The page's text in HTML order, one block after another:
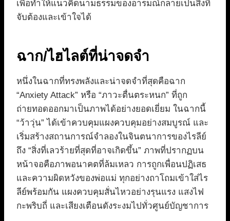
เพื่อทำให้แนวคิดนามธรรมของอารมณ์กลายเป็นสิ่งที่
จับต้องและเข้าใจได้
ฉาก/ไฮไลต์ที่น่าจดจำ
หนึ่งในฉากที่ทรงพลังและน่าจดจำที่สุดคือฉาก
“Anxiety Attack” หรือ “ภาวะตื่นตระหนก” ที่ถูก
ถ่ายทอดออกมาเป็นภาพได้อย่างยอดเยี่ยม ในฉากนี้
“ว้าวุ่น” ได้เข้าควบคุมแผงควบคุมอย่างสมบูรณ์ และ
เริ่มสร้างสถานการณ์จำลองในจินตนาการของไรลีย์
ถึง “สิ่งที่เลวร้ายที่สุดที่อาจเกิดขึ้น” ภาพที่ปรากฏบน
หน้าจอคือภาพอนาคตที่ล้มเหลว การถูกเพื่อนปฏิเสธ
และความผิดหวังของพ่อแม่ ทุกอย่างถาโถมเข้าใส่ไร
ลีย์พร้อมกัน แผงควบคุมสั่นไหวอย่างรุนแรง แสงไฟ
กะพริบถี่ และเสียงเตือนดังระงมไปทั่วศูนย์บัญชาการ